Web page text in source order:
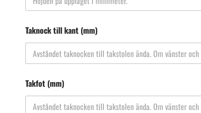
Taknock till kant (mm)
Takfot (mm)